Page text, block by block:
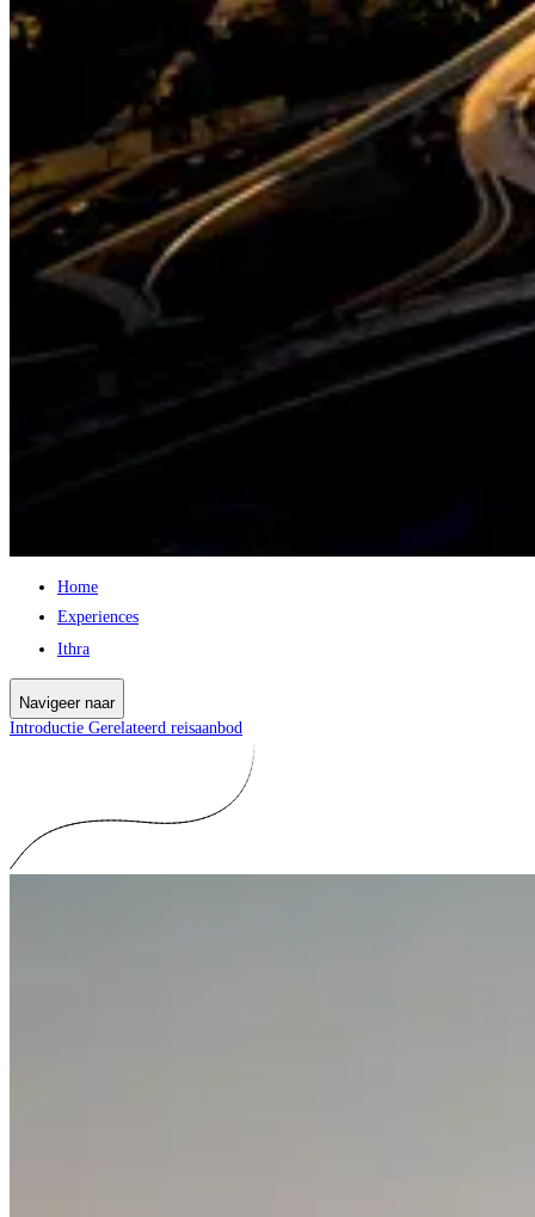
Home
Experiences
Ithra
Navigeer naar
Introductie Gerelateerd reisaanbod